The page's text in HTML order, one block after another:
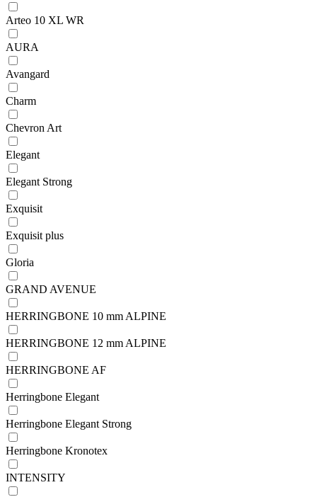
Arteo 10 XL WR
AURA
Avangard
Charm
Chevron Art
Elegant
Elegant Strong
Exquisit
Exquisit plus
Gloria
GRAND AVENUE
HERRINGBONE 10 mm ALPINE
HERRINGBONE 12 mm ALPINE
HERRINGBONE AF
Herringbone Elegant
Herringbone Elegant Strong
Herringbone Kronotex
INTENSITY